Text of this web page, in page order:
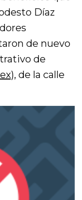
Díaz
de nuevo
de
, de la calle